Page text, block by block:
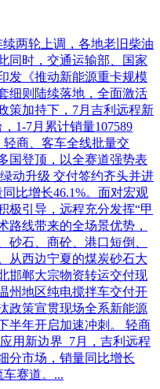
两轮上调，各地老旧柴油
同时，交通运输部、国家
发《推动新能源重卡规模
细则陆续落地，全面激活
策加持下，7月吉利远程新
1-7月累计销量107589
轻商、客车全线批量交
国登顶，以全赛道强势表
动升级 交付签约齐头并进
比增长46.1%。面对宏观
极引导，远程充分发挥“甲
路线带来的全场景优势，
砂石、商砼、港口短倒、
从西边宁夏的煤炭砂石大
邯郸大宗物资转运交付现
州地区纯电搅拌车交付开
政策宣贯现场全系新能源
半年开启加速冲刺。 轻商
用新边界 7月，吉利远程
分市场，销量同比增长
车赛道。...